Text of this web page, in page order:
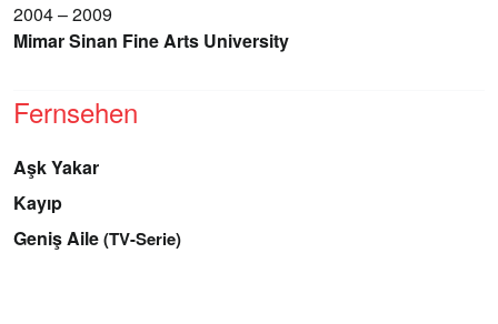
2004 – 2009
Mimar Sinan Fine Arts University
Fernsehen
Aşk Yakar
Kayıp
Geniş Aile(TV-Serie)